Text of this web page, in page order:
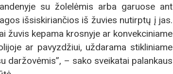
su žolelėmis arba garuose ant
išsiskiriančios iš žuvies nutirptų į jas.
žuvis kepama krosnyje ar konvekciniame
ar pavyzdžiui, uždarama stikliniame
daržovėmis”, – sako sveikatai palankaus